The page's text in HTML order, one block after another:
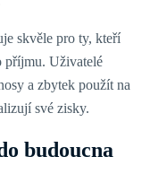
skvěle pro ty, kteří
příjmu. Uživatelé
a zbytek použít na
své zisky.
budoucna